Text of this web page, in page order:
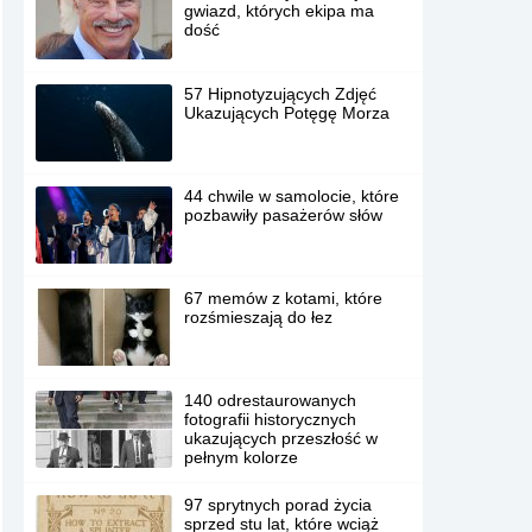
gwiazd, których ekipa ma
dość
57 Hipnotyzujących Zdjęć
Ukazujących Potęgę Morza
44 chwile w samolocie, które
pozbawiły pasażerów słów
67 memów z kotami, które
rozśmieszają do łez
140 odrestaurowanych
fotografii historycznych
ukazujących przeszłość w
pełnym kolorze
97 sprytnych porad życia
sprzed stu lat, które wciąż